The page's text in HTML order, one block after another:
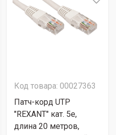
Код товара: 00027363
Патч-корд UTP
"REXANT" кат. 5e,
длина 20 метров,